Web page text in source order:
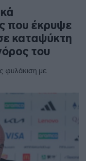
που έκρυψε
καταψύκτη
του
φυλάκιση με